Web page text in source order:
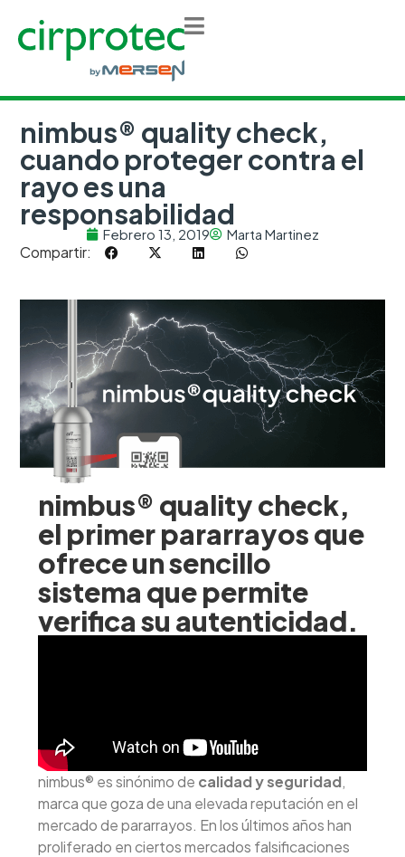
nimbus® quality check,
cuando proteger contra el
rayo es una
responsabilidad
Febrero 13, 2019 Marta Martinez
Compartir:
nimbus® quality check,
el primer pararrayos que
ofrece un sencillo
sistema que permite
verifica su autenticidad.
nimbus® es sinónimo de calidad y seguridad,
marca que goza de una elevada reputación en el
mercado de pararrayos. En los últimos años han
proliferado en ciertos mercados falsificaciones